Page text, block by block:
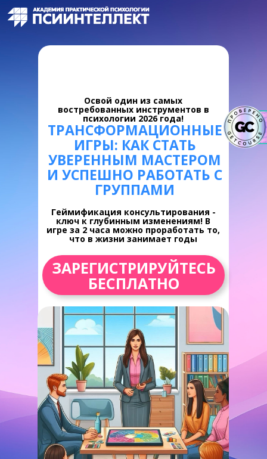
Освой один из самых
востребованных инструментов в
психологии 2026 года!
Геймификация консультирования -
ключ к глубинным изменениям! В
игре за 2 часа можно проработать то,
что в жизни занимает годы
ЗАРЕГИСТРИРУЙТЕСЬ
БЕСПЛАТНО
ТРАНСФОРМАЦИОННЫЕ
ИГРЫ: КАК СТАТЬ
УВЕРЕННЫМ МАСТЕРОМ
И УСПЕШНО РАБОТАТЬ С
ГРУППАМИ